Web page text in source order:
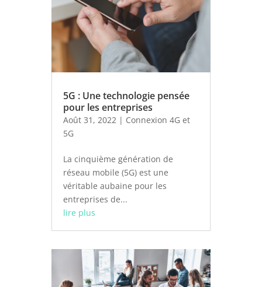
5G : Une technologie pensée
pour les entreprises
Août 31, 2022 | Connexion 4G et
5G
La cinquième génération de
réseau mobile (5G) est une
véritable aubaine pour les
entreprises de...
lire plus